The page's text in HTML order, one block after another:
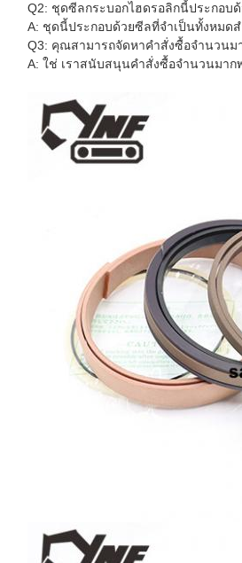
Q2: ชุดซีลกระบอกไฮดรอลิกนี้ประกอบด้
A: ชุดนี้ประกอบด้วยซีลที่จำเป็นทั้งหมด
Q3: คุณสามารถจัดหาคำสั่งซื้อจำนวนม
A: ใช่ เราสนับสนุนคำสั่งซื้อจำนวนมา